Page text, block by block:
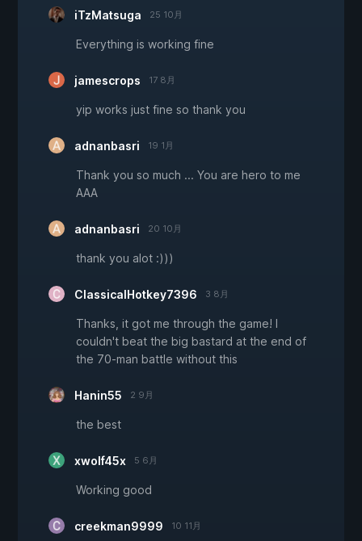
iTzMatsuga 25 10月
Everything is working fine
jamescrops 17 8月
yip works just fine so thank you
adnanbasri 19 1月
Thank you so much ... You are hero to me
AAA
adnanbasri 20 10月
thank you alot :)))
ClassicalHotkey7396 3 8月
Thanks, it got me through the game! I
couldn't beat the big bastard at the end of
the 70-man battle without this
Hanin55 2 9月
the best
xwolf45x 5 6月
Working good
creekman9999 10 11月